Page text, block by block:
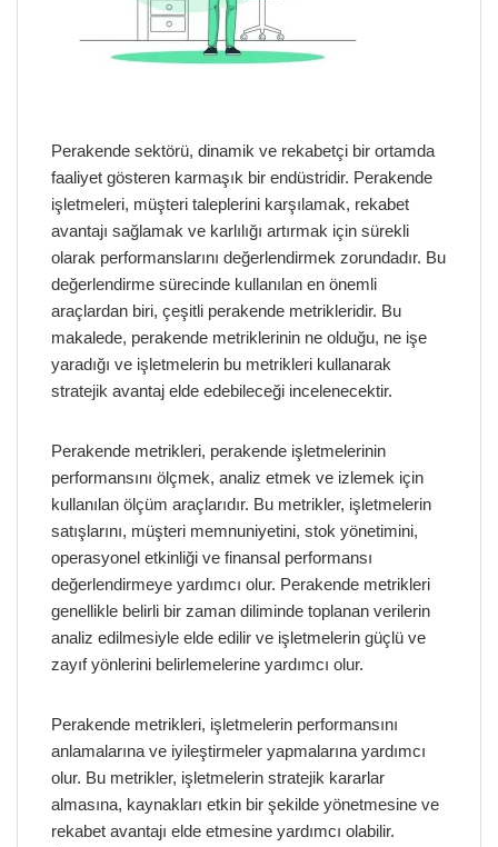
Perakende sektörü, dinamik ve rekabetçi bir ortamda
faaliyet gösteren karmaşık bir endüstridir. Perakende
işletmeleri, müşteri taleplerini karşılamak, rekabet
avantajı sağlamak ve karlılığı artırmak için sürekli
olarak performanslarını değerlendirmek zorundadır. Bu
değerlendirme sürecinde kullanılan en önemli
araçlardan biri, çeşitli perakende metrikleridir. Bu
makalede, perakende metriklerinin ne olduğu, ne işe
yaradığı ve işletmelerin bu metrikleri kullanarak
stratejik avantaj elde edebileceği incelenecektir.
Perakende metrikleri, perakende işletmelerinin
performansını ölçmek, analiz etmek ve izlemek için
kullanılan ölçüm araçlarıdır. Bu metrikler, işletmelerin
satışlarını, müşteri memnuniyetini, stok yönetimini,
operasyonel etkinliği ve finansal performansı
değerlendirmeye yardımcı olur. Perakende metrikleri
genellikle belirli bir zaman diliminde toplanan verilerin
analiz edilmesiyle elde edilir ve işletmelerin güçlü ve
zayıf yönlerini belirlemelerine yardımcı olur.
Perakende metrikleri, işletmelerin performansını
anlamalarına ve iyileştirmeler yapmalarına yardımcı
olur. Bu metrikler, işletmelerin stratejik kararlar
almasına, kaynakları etkin bir şekilde yönetmesine ve
rekabet avantajı elde etmesine yardımcı olabilir.